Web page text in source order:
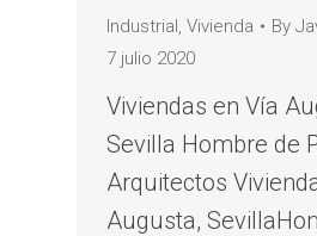
Industrial Vivienda By
7 julio 2020
Viviendas en Vía
Sevilla Hombre de
Arquitectos
Augusta,